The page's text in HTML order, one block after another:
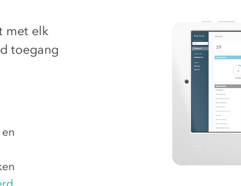
met elk
toegang